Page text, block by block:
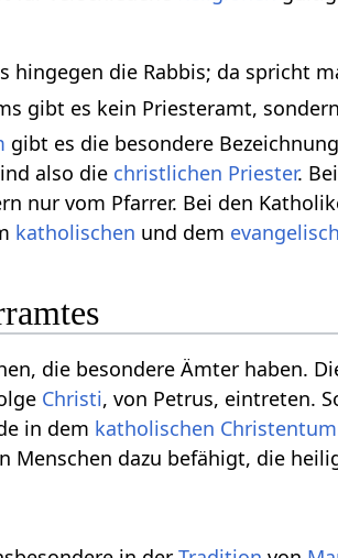
hingegen die Rabbis; da spricht
gibt es kein Priesteramt,
gibt es die besondere
also die christlichen Priester.
nur vom Pfarrer. Bei den
katholischen und dem
die besondere Ämter haben.
Christi, von Petrus, eintreten.
in dem katholischen Christentum
Menschen dazu befähigt, die